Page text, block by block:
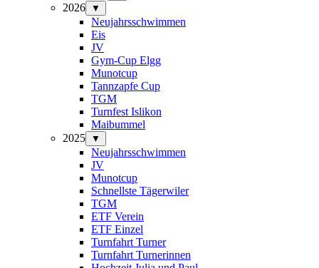
2026 ▼
Neujahrsschwimmen
Eis
JV
Gym-Cup Elgg
Munotcup
Tannzapfe Cup
TGM
Turnfest Islikon
Maibummel
2025
▼
Neujahrsschwimmen
JV
Munotcup
Schnellste Tägerwiler
TGM
ETF Verein
ETF Einzel
Turnfahrt Turner
Turnfahrt Turnerinnen